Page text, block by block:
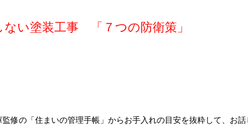
い塗装工事 「７つの防衛策」
修の「住まいの管理手帳」からお手入れの目安を抜粋して、お話